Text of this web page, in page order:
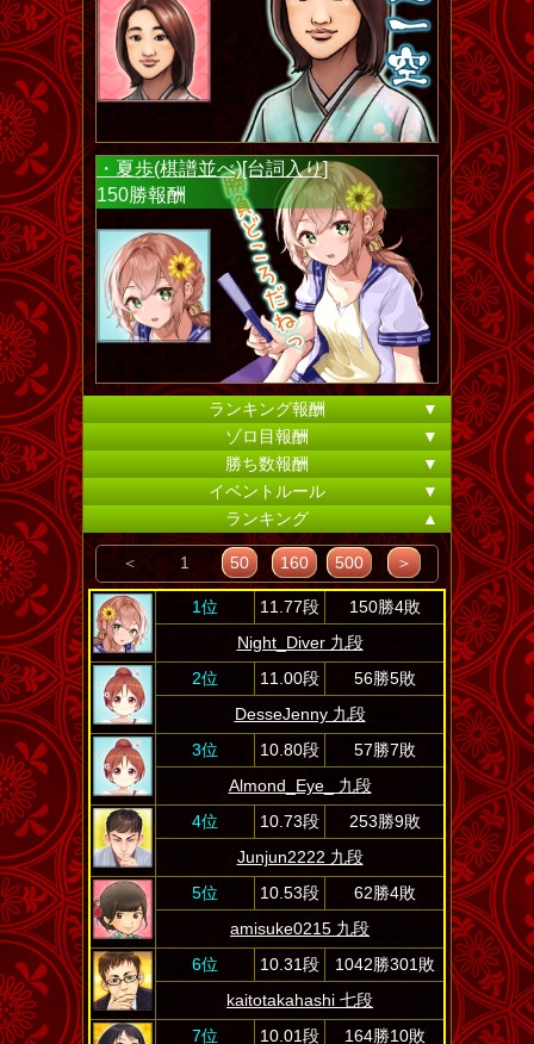
・夏歩(棋譜並べ)[台詞入り]
150勝報酬
ランキング報酬
▼
ゾロ目報酬
▼
勝ち数報酬
▼
イベントルール
▼
ランキング
▲
＜ 1 50 160 500 ＞
1位 11.77段
150勝4敗
Night_Diver 九段
2位
11.00段
56勝5敗
DesseJenny 九段
3位
10.80段
57勝7敗
Almond_Eye_ 九段
4位
10.73段
253勝9敗
Junjun2222 九段
5位
10.53段
62勝4敗
amisuke0215 九段
6位
10.31段
1042勝301敗
kaitotakahashi 七段
7位
10.01段
164勝10敗